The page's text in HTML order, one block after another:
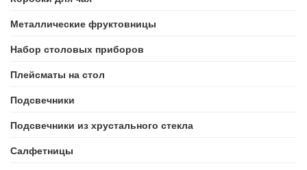
Металлические фруктовницы
Набор столовых приборов
Плейсматы на стол
Подсвечники
Подсвечники из хрустального стекла
Салфетницы